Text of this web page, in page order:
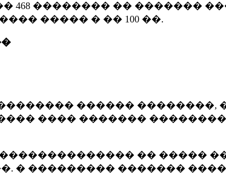
468 �������� �� �������
����� � �� 100 ��.
������ ��������,
���� �������
�� �����
� ��������� �������